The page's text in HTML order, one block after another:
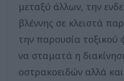
μεταξύ άλλων, την
βλέννης σε κλειστά
την παρουσία
να σταματά η
οστρακοειδών αλλά